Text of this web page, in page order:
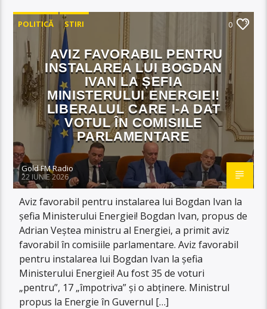
POLITICĂ STIRI 0
AVIZ FAVORABIL PENTRU
INSTALAREA LUI BOGDAN
IVAN LA ȘEFIA
MINISTERULUI ENERGIEI!
LIBERALUL CARE I-A DAT
VOTUL ÎN COMISIILE
PARLAMENTARE
Gold FM Radio
22 IUNIE 2026
Aviz favorabil pentru instalarea lui Bogdan Ivan la
șefia Ministerului Energiei! Bogdan Ivan, propus de
Adrian Veștea ministru al Energiei, a primit aviz
favorabil în comisiile parlamentare. Aviz favorabil
pentru instalarea lui Bogdan Ivan la șefia
Ministerului Energiei! Au fost 35 de voturi
„pentru”, 17 „împotriva” și o abținere. Ministrul
propus la Energie în Guvernul […]